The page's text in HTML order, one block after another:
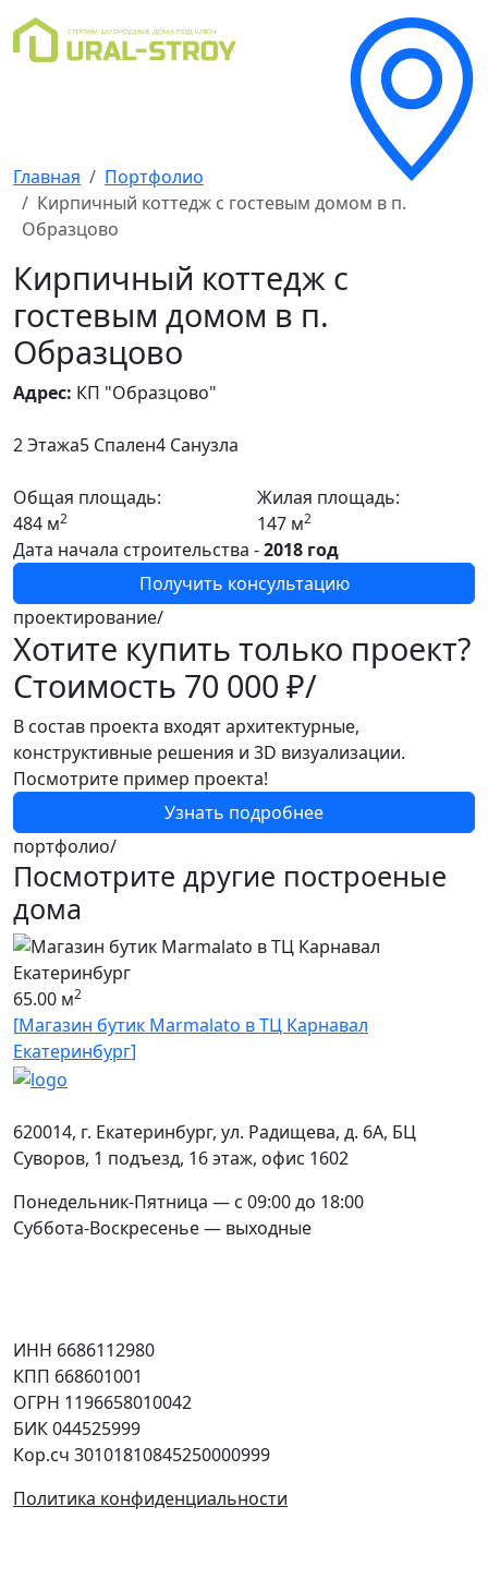
Главная
Портфолио
Кирпичный коттедж с гостевым домом в п.
Образцово
Кирпичный коттедж с
гостевым домом в п.
Образцово
Адрес: КП "Образцово"
2 Этажа5 Спален4 Санузла
Общая площадь:
484 м2
Жилая площадь:
147 м2
Дата начала строительства -2018 год
Получить консультацию
проектирование/
Хотите купить только проект?
Стоимость 70 000 ₽/
В состав проекта входят архитектурные,
конструктивные решения и 3D визуализации.
Посмотрите пример проекта!
Узнать подробнее
портфолио/
Посмотрите другие построеные
дома
65.00 м2
[Магазин бутик Marmalato в ТЦ Карнавал
Екатеринбург]
ИНН 6686112980
КПП 668601001
ОГРН 1196658010042
БИК 044525999
Кор.сч 30101810845250000999
Политика конфиденциальности
620014, г. Екатеринбург, ул. Радищева, д. 6А, БЦ
Суворов, 1 подъезд, 16 этаж, офис 1602
Понедельник-Пятница — с 09:00 до 18:00
Суббота-Воскресенье — выходные